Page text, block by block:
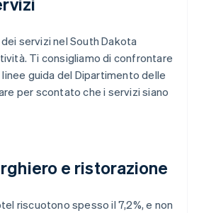
servizi nel South Dakota
Ti consigliamo di confrontare
guida del Dipartimento delle
per scontato che i servizi siano
e ristorazione
riscuotono spesso il 7,2%, e non